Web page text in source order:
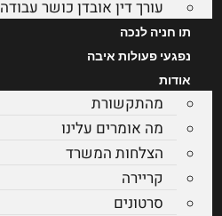
עורך דין אובדן כושר עבודה
תו חניה לנכה
נפגעי פעולות איבה
אודות
מהתקשורת
מה אומרים עלינו
הצלחות המשרד
קריירה
סרטונים